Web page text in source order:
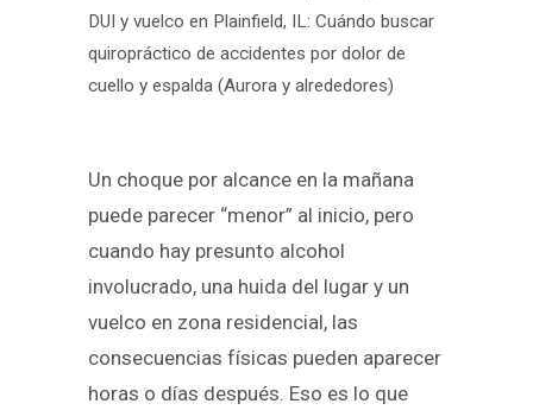
DUI y vuelco en Plainfield, IL: Cuándo buscar
quiropráctico de accidentes por dolor de
cuello y espalda (Aurora y alrededores)
Un choque por alcance en la mañana
puede parecer “menor” al inicio, pero
cuando hay presunto alcohol
involucrado, una huida del lugar y un
vuelco en zona residencial, las
consecuencias físicas pueden aparecer
horas o días después. Eso es lo que